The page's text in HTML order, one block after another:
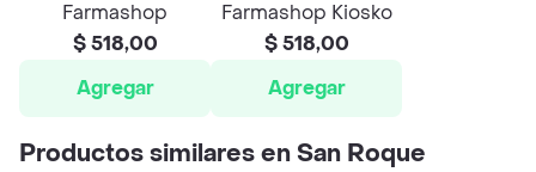
Farmashop
$ 518,00
Agregar
Farmashop Kiosko
$ 518,00
Agregar
Productos similares en San Roque